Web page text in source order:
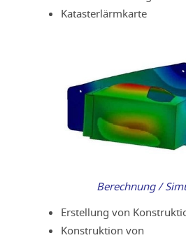
Katasterlärmkarte
Berechnung /
Erstellung von
Konstruktion von